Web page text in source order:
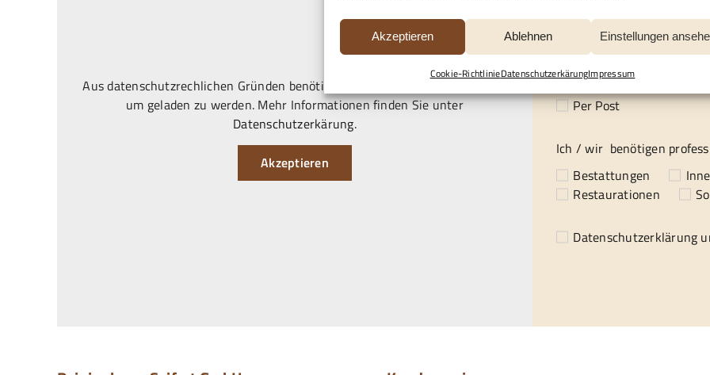
Akzeptieren Ablehnen Einstellungen
Cookie-RichtlinieDatenschutzerkärungImpressum
Aus datenschutzrechlichen Gründen benötigt Google Maps Ihre Einwilligung
um geladen zu werden. Mehr Informationen finden Sie unter
Datenschutzerkärung.
Akzeptieren
Gewünschte
Per Post
Ich / wir benötigen
Bestattungen
Restaurationen
Datenschutzerklärung